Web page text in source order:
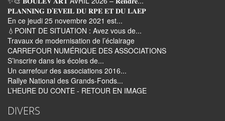
𝐏𝐋𝐀𝐍𝐍𝐈𝐍𝐆 𝐃’𝐄𝐕𝐄𝐈𝐋 𝐃𝐔 𝐑𝐏𝐄 𝐄𝐓 𝐃𝐔 𝐋𝐀𝐄𝐏
En ce jeudi 25 novembre 2021 est...
💧POINT DE SITUATION : Avez vous de...
Travaux de modernisation de l’éclairage
CARREFOUR NUMÉRIQUE DES ASSOCIATIONS
S’inscrire dans les écoles de...
Un carrefour des associations 2016...
Rallye National des Grands-Fonds...
L’HEURE DU CONTE - RETOUR EN IMAGE
DIVERS